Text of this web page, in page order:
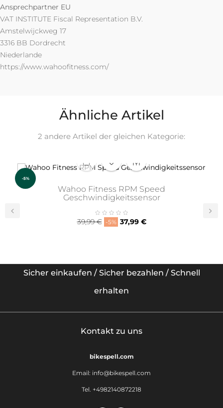
Ansprechpartner EU
VAT INSTITUTE Fiscal Representation B.V.
Amstelwijckweg 17
3316 BB Dordrecht
Niederlande
https://www.wahoofitness.com/
Ähnliche Artikel
2 andere Artikel der gleichen Kategorie:
-5%
Wahoo Fitness RPM Speed
Geschwindigkeitssensor
Regulärer
39,99 € -5% Preis
37,99 €
Sicher einkaufen / Sicher bezahlen / Schnell
erhalten
Kontakt zu uns
bikespell.com
Email: info@bikespell.com
Tel. +4982140872218